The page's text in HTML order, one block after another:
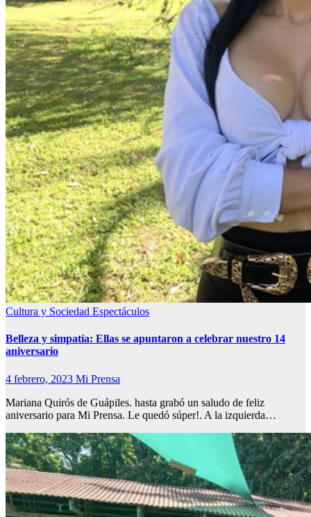
Cultura y Sociedad Espectáculos
Belleza y simpatía: Ellas se apuntaron a celebrar nuestro 14
aniversario
4 febrero, 2023 Mi Prensa
Mariana Quirós de Guápiles. hasta grabó un saludo de feliz
aniversario para Mi Prensa. Le quedó súper!. A la izquierda…